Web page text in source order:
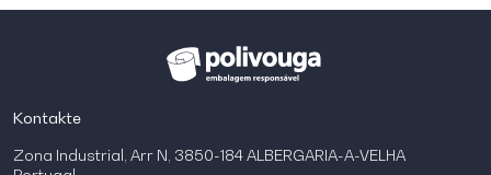
Kontakte
Zona Industrial, Arr N, 3850-184 ALBERGARIA-A-VELHA